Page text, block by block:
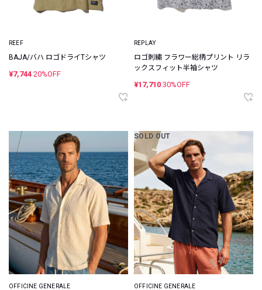
REEF
BAJA/バハ ロゴドライTシャツ
¥7,744 20%OFF
REPLAY
ロゴ刺繍 フラワー総柄プリント リラ
ックスフィット半袖シャツ
¥17,710 30%OFF
OFFICINE GENERALE
SOLD OUT
OFFICINE GENERALE